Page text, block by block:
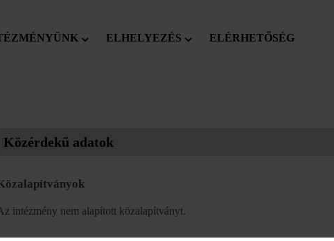
ELHELYEZÉS ELÉRHETŐSÉG
Közérdekű adatok
intézmény nem alapított közalapítványt.